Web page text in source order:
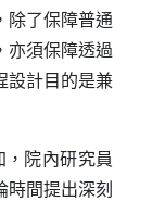
除了保障普通
亦須保障透過
設計目的是兼
院內研究員
時間提出深刻